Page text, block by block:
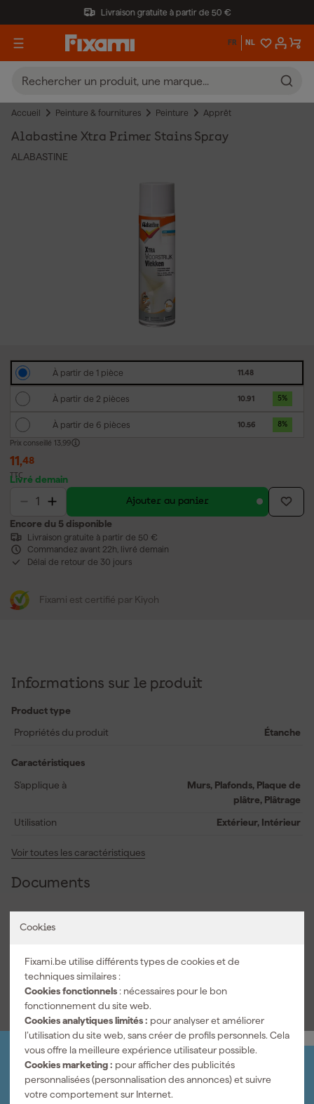
Livraison gratuite à partir de 50 €
FR NL
Accueil Peinture & fournitures Peinture Apprêt
Cookies
Fixami.be utilise différents types de cookies et de
techniques similaires :
Cookies fonctionnels : nécessaires pour le bon
fonctionnement du site web.
Cookies analytiques limités : pour analyser et améliorer
l’utilisation du site web, sans créer de profils personnels. Cela
vous offre la meilleure expérience utilisateur possible.
Cookies marketing : pour afficher des publicités
personnalisées (personnalisation des annonces) et suivre
votre comportement sur Internet.
Alabastine Xtra Primer Stains Spray
ALABASTINE
À partir de 1 pièce 11.48
À partir de 2 pièces 10.91 5%
À partir de 6 pièces 10.56 8%
Prix conseillé 13,99
11,48
TTC
Livré demain
Ajouter au panier
Encore du 5 disponible
Livraison gratuite à partir de 50 €
Commandez avant 22h, livré demain
Délai de retour de 30 jours
Fixami est certifié par Kiyoh
Informations sur le produit
Product type
Propriétés du produit
Étanche
Caractéristiques
S'applique à
Murs, Plafonds, Plaque de
plâtre, Plâtrage
Utilisation Extérieur, Intérieur
Voir toutes les caractéristiques
Documents
Fiche de sécurité
Organisez-le vous-même
Connectez-vous et gérez vos commandes et vos
factures.